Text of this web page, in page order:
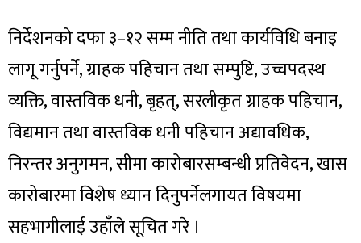
निर्देशनको दफा ३–१२ सम्म नीति तथा कार्यविधि बनाइ
लागू गर्नुपर्ने, ग्राहक पहिचान तथा सम्पुष्टि, उच्चपदस्थ
व्यक्ति, वास्तविक धनी, बृहत्, सरलीकृत ग्राहक पहिचान,
विद्यमान तथा वास्तविक धनी पहिचान अद्यावधिक,
निरन्तर अनुगमन, सीमा कारोबारसम्बन्धी प्रतिवेदन, खास
कारोबारमा विशेष ध्यान दिनुपर्नेलगायत विषयमा
सहभागीलाई उहाँले सूचित गरे ।